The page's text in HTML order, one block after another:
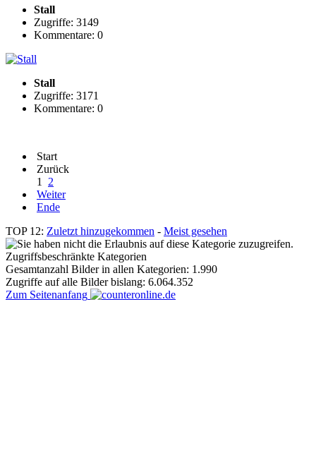
Stall
Zugriffe: 3149
Kommentare: 0
Stall
Zugriffe: 3171
Kommentare: 0
Start
Zurück
1
2
Weiter
Ende
TOP 12: Zuletzt hinzugekommen - Meist gesehen
Zugriffsbeschränkte Kategorien
Gesamtanzahl Bilder in allen Kategorien: 1.990
Zugriffe auf alle Bilder bislang: 6.064.352
Zum Seitenanfang